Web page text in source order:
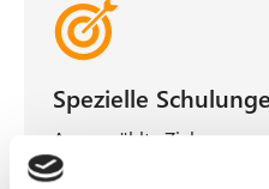
Spezielle
Ausgewählte
und benötigen spezielle